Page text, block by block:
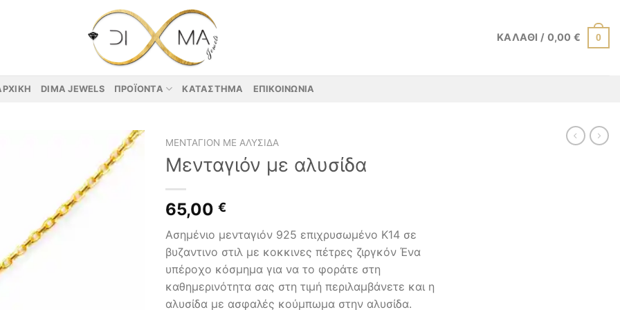
ΚΑΛΆΘΙ / 0,00€ 0
DIMA JEWELS ΠΡΟΪΌΝΤΑ ΚΑΤΆΣΤΗΜΑ ΕΠΙΚΟΙΝΩΝΊΑ
ΜΕΝΤΑΓΙΌΝ ΜΕ ΑΛΥΣΊΔΑ
Μενταγιόν με αλυσίδα
65,00 €
Ασημένιο μενταγιόν 925 επιχρυσωμένο Κ14 σε
βυζαντινο στιλ με κοκκινες πέτρες ζιργκόν Ένα
υπέροχο κόσμημα για να το φοράτε στη
καθημερινότητα σας στη τιμή περιλαμβάνετε και η
αλυσίδα με ασφαλές κούμπωμα στην αλυσίδα.